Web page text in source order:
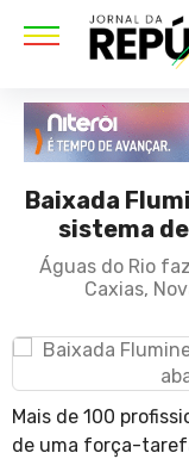
Baixada
sistema
Águas do Rio
Caxias,
Mais de 100
de uma força-